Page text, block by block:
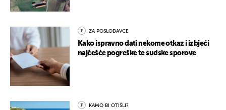
ZA POSLODAVCE
Kako ispravno dati nekome otkaz i izbjeći
najčešće pogreške te sudske sporove
KAMO BI OTIŠLI?